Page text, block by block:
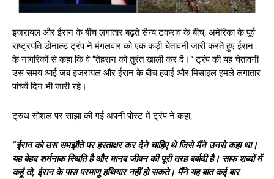
इजरायल और ईरान के बीच लगातार बढ़ते सैन्य टकराव के बीच, अमेरिका के पूर्व
राष्ट्रपति डोनाल्ड ट्रंप ने मंगलवार को एक कड़ी चेतावनी जारी करते हुए ईरान
के नागरिकों से कहा कि वे “तेहरान को तुरंत खाली कर दें।” ट्रंप की यह चेतावनी
उस समय आई जब इजरायल और ईरान के बीच हवाई और मिसाइल हमले लगातार
पांचवें दिन भी जारी रहे।
ट्रुथ सोशल पर साझा की गई अपनी पोस्ट में ट्रंप ने कहा,
“ईरान को उस समझौते पर हस्ताक्षर कर देने चाहिए थे जिसे मैंने उनसे कहा था।
यह बेहद शर्मनाक स्थिति है और मानव जीवन की पूरी तरह बर्बादी है। साफ शब्दों में
कहूं तो, ईरान के पास परमाणु हथियार नहीं हो सकते। मैंने यह बात कई बार